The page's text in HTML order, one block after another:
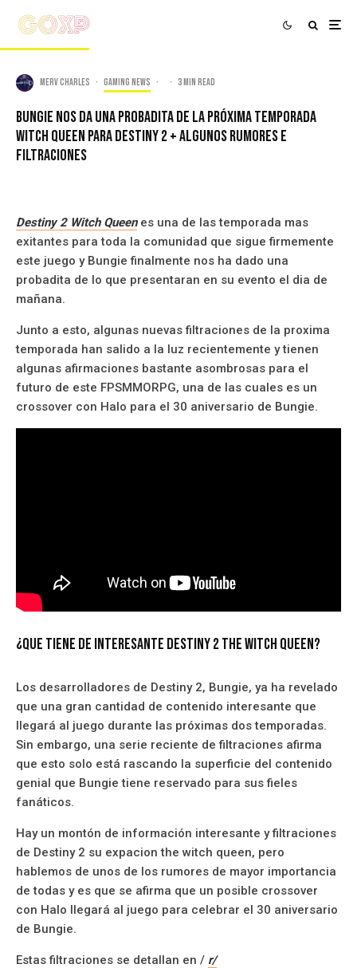
Merv Charles · Gaming news · · 3 min read
Bungie Nos Da Una Probadita De La Próxima Temporada
Witch Queen Para Destiny 2 + algunos Rumores e
filtraciones
Destiny 2 Witch Queenes una de las temporada mas
exitantes para toda la comunidad que sigue firmemente
este juego y Bungie finalmente nos ha dado una
probadita de lo que presentaran en su evento el dia de
mañana.
Junto a esto, algunas nuevas filtraciones de la proxima
temporada han salido a la luz recientemente y tienen
algunas afirmaciones bastante asombrosas para el
futuro de este FPSMMORPG, una de las cuales es un
crossover con Halo para el 30 aniversario de Bungie.
¿Que tiene de interesante Destiny 2 The Witch Queen?
Los desarrolladores de Destiny 2, Bungie, ya ha revelado
que una gran cantidad de contenido interesante que
llegará al juego durante las próximas dos temporadas.
Sin embargo, una serie reciente de filtraciones afirma
que esto solo está rascando la superficie del contenido
genial que Bungie tiene reservado para sus fieles
fanáticos.
Hay un montón de información interesante y filtraciones
de Destiny 2 su expacion the witch queen, pero
hablemos de unos de los rumores de mayor importancia
de todas y es que se afirma que un posible crossover
con Halo llegará al juego para celebrar el 30 aniversario
de Bungie.
Estas filtraciones se detallan en / r/